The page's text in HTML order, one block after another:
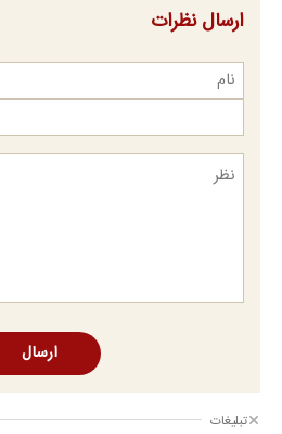
ارسال نظرات
ارسال
تبلیغات